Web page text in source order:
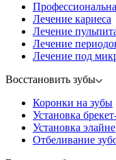
Лечение кариеса
Лечение
Лечение
Лечение под
Восстановить зубы
Коронки на зубы
Установка
Установка
Отбеливание